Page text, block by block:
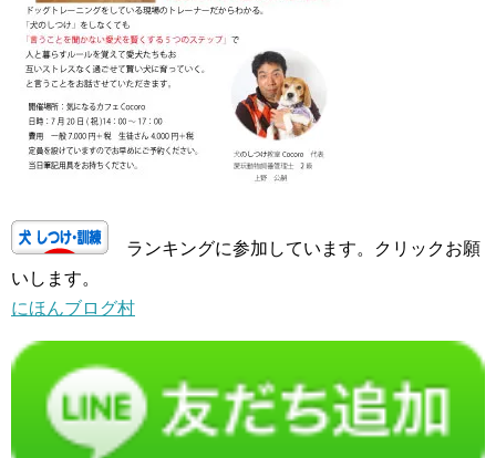
ランキングに参加しています。クリックお願
いします。
にほんブログ村